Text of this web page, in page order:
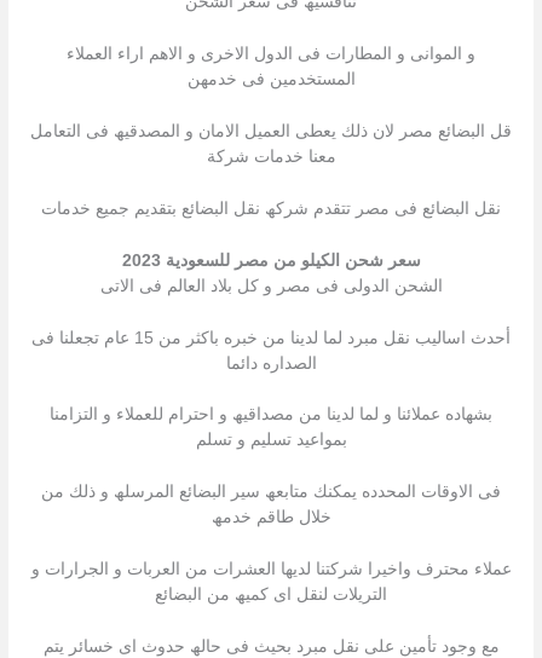
و الموانى و المطارات فى الدول الاخرى و الاھم اراء العملاء
المستخدمین فى خدمھن
قل البضائع مصر لان ذلك یعطى العمیل الامان و المصدقیھ فى التعامل
معنا خدمات شركة
نقل البضائع فى مصر تتقدم شركھ نقل البضائع بتقدیم جمیع خدمات
سعر شحن الكيلو من مصر للسعودية 2023
الشحن الدولى فى مصر و كل بلاد العالم فى الاتى
أحدث اسالیب نقل مبرد لما لدینا من خبره باكثر من 15 عام تجعلنا فى
الصداره دائما
بشھاده عملائنا و لما لدینا من مصداقیھ و احترام للعملاء و التزامنا
بمواعید تسلیم و تسلم
فى الاوقات المحدده یمكنك متابعھ سیر البضائع المرسلھ و ذلك من
خلال طاقم خدمھ
عملاء محترف واخیرا شركتنا لدیھا العشرات من العربات و الجرارات و
التریلات لنقل اى كمیھ من البضائع
مع وجود تأمین على نقل مبرد بحیث فى حالھ حدوث اى خسائر یتم